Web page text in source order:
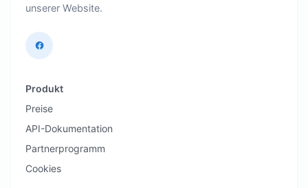
unserer Website.
Produkt
Preise
API-Dokumentation
Partnerprogramm
Cookies